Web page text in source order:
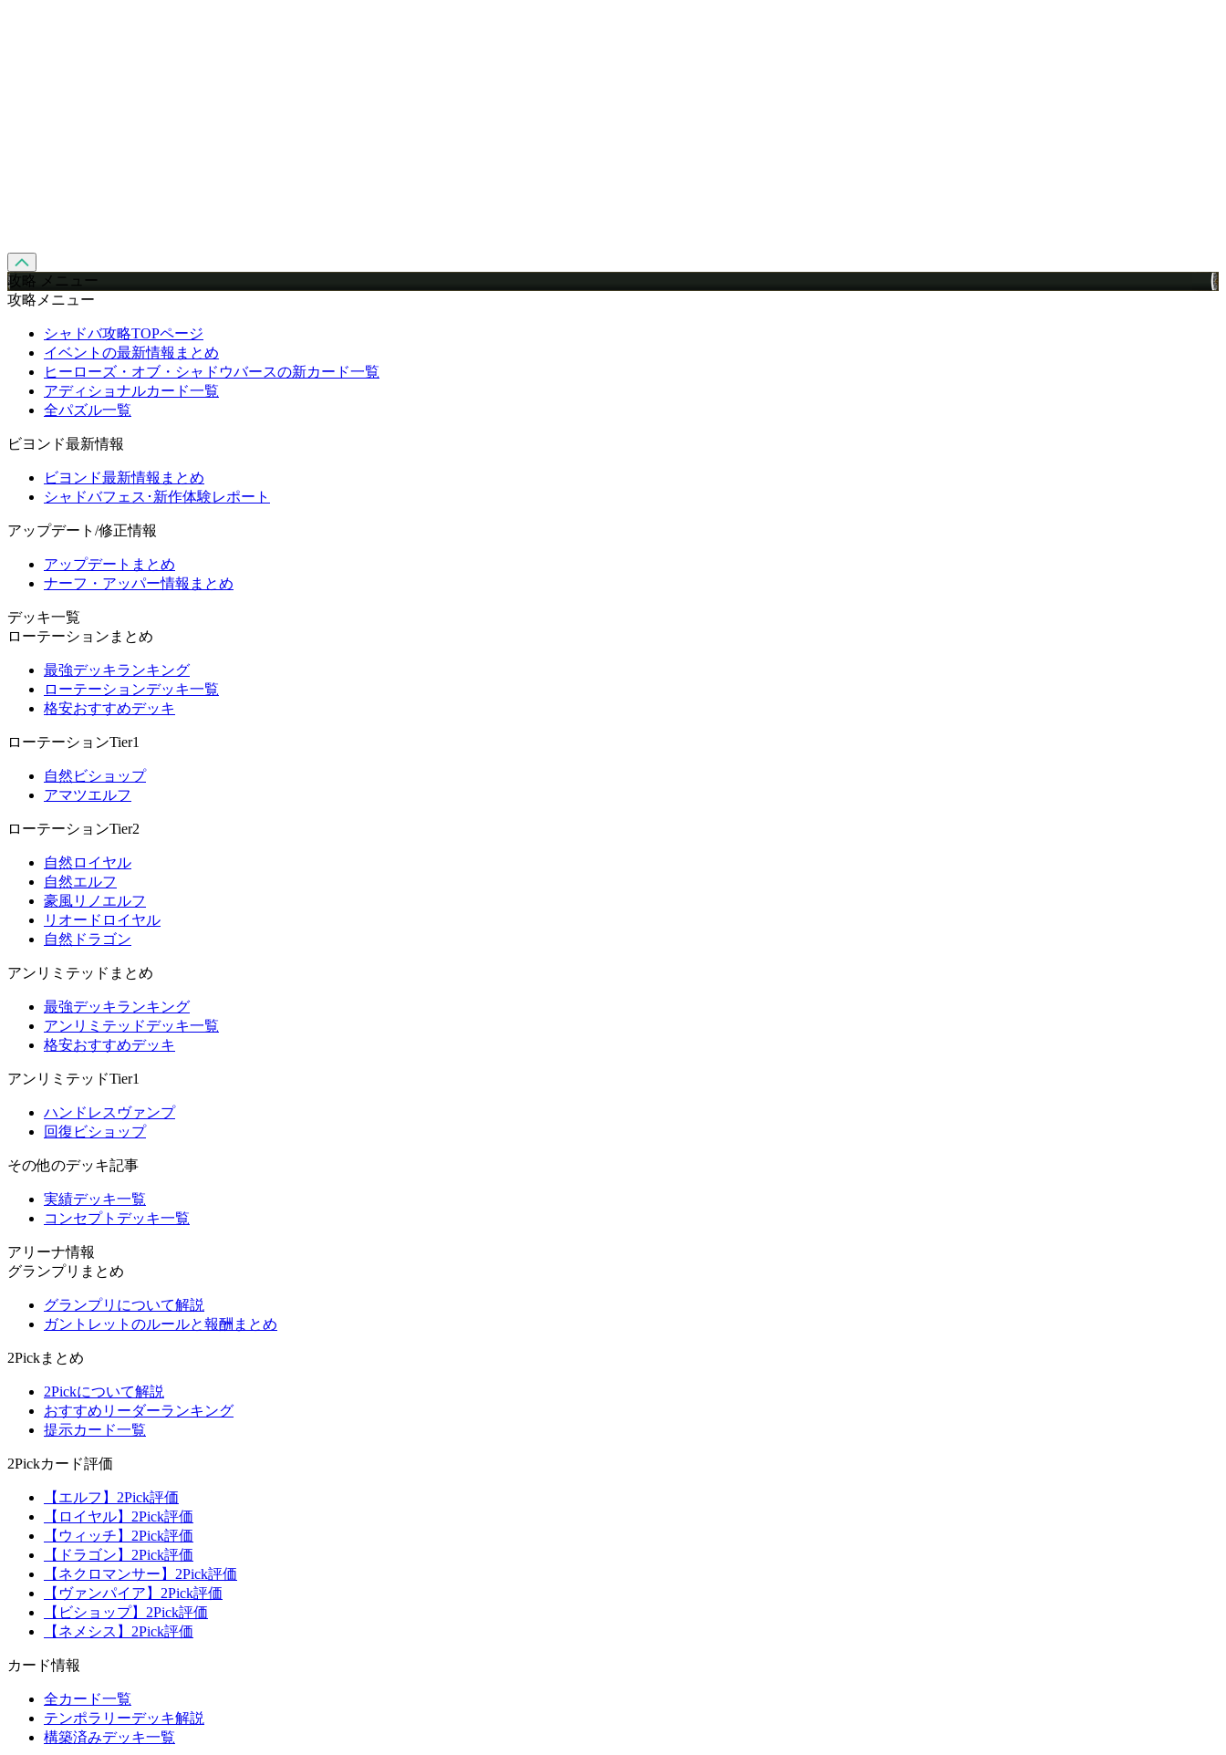
攻略 メニュー
攻略メニュー
シャドバ攻略TOPページ
イベントの最新情報まとめ
ヒーローズ・オブ・シャドウバースの新カード一覧
アディショナルカード一覧
全パズル一覧
ビヨンド最新情報
ビヨンド最新情報まとめ
シャドバフェス･新作体験レポート
アップデート/修正情報
アップデートまとめ
ナーフ・アッパー情報まとめ
デッキ一覧
ローテーションまとめ
最強デッキランキング
ローテーションデッキ一覧
格安おすすめデッキ
ローテーションTier1
自然ビショップ
アマツエルフ
ローテーションTier2
自然ロイヤル
自然エルフ
豪風リノエルフ
リオードロイヤル
自然ドラゴン
アンリミテッドまとめ
最強デッキランキング
アンリミテッドデッキ一覧
格安おすすめデッキ
アンリミテッドTier1
ハンドレスヴァンプ
回復ビショップ
その他のデッキ記事
実績デッキ一覧
コンセプトデッキ一覧
アリーナ情報
グランプリまとめ
グランプリについて解説
ガントレットのルールと報酬まとめ
2Pickまとめ
2Pickについて解説
おすすめリーダーランキング
提示カード一覧
2Pickカード評価
【エルフ】2Pick評価
【ロイヤル】2Pick評価
【ウィッチ】2Pick評価
【ドラゴン】2Pick評価
【ネクロマンサー】2Pick評価
【ヴァンパイア】2Pick評価
【ビショップ】2Pick評価
【ネメシス】2Pick評価
カード情報
全カード一覧
テンポラリーデッキ解説
構築済みデッキ一覧